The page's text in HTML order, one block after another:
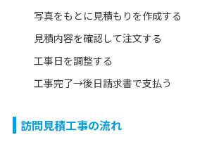
写真をもとに見積もりを作成する
見積内容を確認して注文する
工事日を調整する
工事完了→後日請求書で支払う
訪問見積工事の流れ